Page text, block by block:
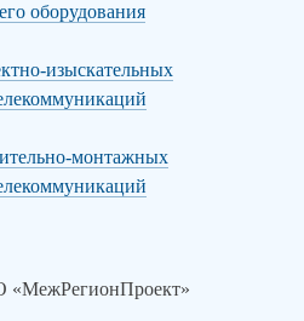
оборудования
изыскательных
монтажных
«МежРегионПроект»